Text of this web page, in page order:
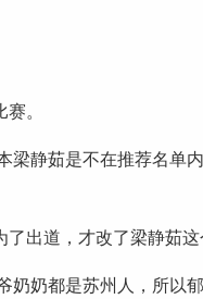
。
静茹是不在推荐名单
出道，才改了梁静茹这
奶奶都是苏州人，所以